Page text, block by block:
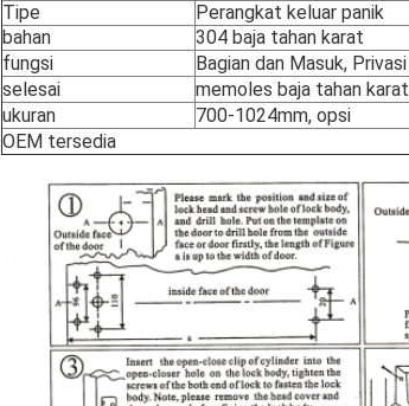
Tipe
Perangkat keluar panik
bahan
304 baja tahan karat
fungsi
Bagian dan Masuk, Privasi
selesai
memoles baja tahan karat
ukuran
700-1024mm, opsi
OEM tersedia